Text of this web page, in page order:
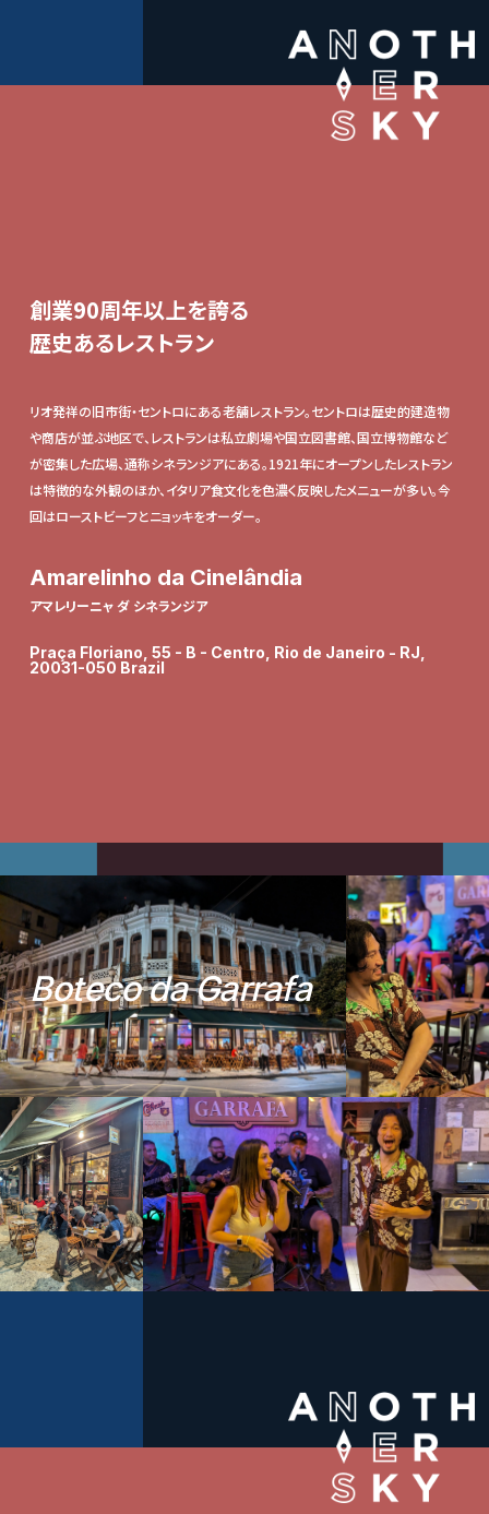
創業90周年以上を誇る
歴史あるレストラン
リオ発祥の旧市街・セントロにある老舗レストラン。セントロは歴史的建造物
や商店が並ぶ地区で、レストランは私立劇場や国立図書館、国立博物館など
が密集した広場、通称シネランジアにある。1921年にオープンしたレストラン
は特徴的な外観のほか、イタリア食文化を色濃く反映したメニューが多い。今
回はローストビーフとニョッキをオーダー。
Amarelinho da Cinelândia
アマレリーニャ ダ シネランジア
Praça Floriano, 55 - B - Centro, Rio de Janeiro - RJ,
20031-050 Brazil
BotecodaGarrafa